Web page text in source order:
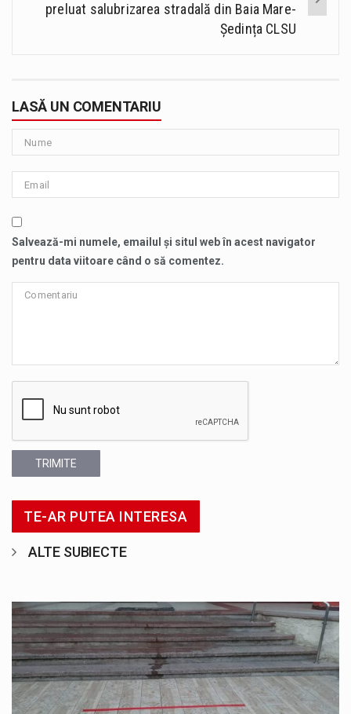
preluat salubrizarea stradală din Baia Mare-
Ședința CLSU
LASĂ UN COMENTARIU
Salvează-mi numele, emailul și situl web în acest navigator
pentru data viitoare când o să comentez.
TRIMITE
TE-AR PUTEA INTERESA
ALTE SUBIECTE